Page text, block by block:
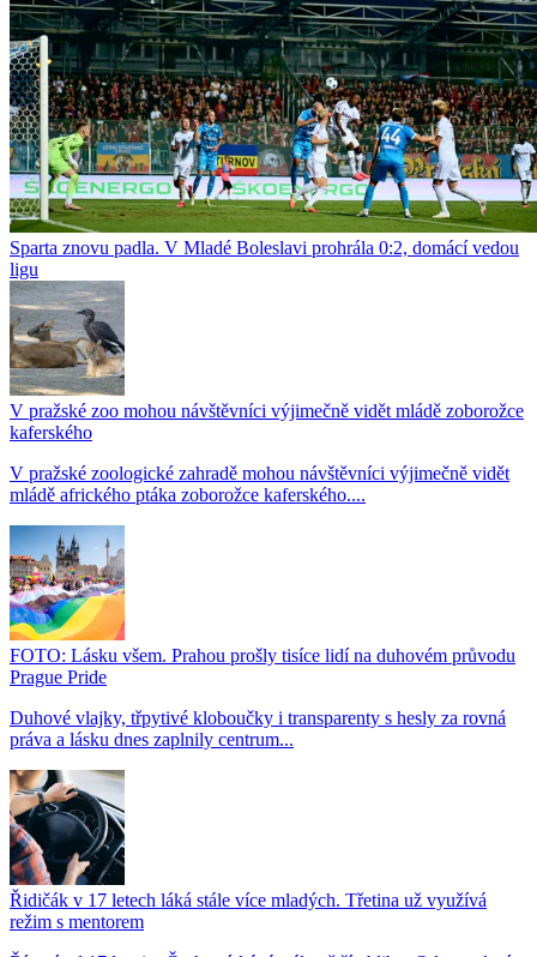
Sparta znovu padla. V Mladé Boleslavi prohrála 0:2, domácí vedou
ligu
V pražské zoo mohou návštěvníci výjimečně vidět mládě zoborožce
kaferského
V pražské zoologické zahradě mohou návštěvníci výjimečně vidět
mládě afrického ptáka zoborožce kaferského....
FOTO: Lásku všem. Prahou prošly tisíce lidí na duhovém průvodu
Prague Pride
Duhové vlajky, třpytivé kloboučky i transparenty s hesly za rovná
práva a lásku dnes zaplnily centrum...
Řidičák v 17 letech láká stále více mladých. Třetina už využívá
režim s mentorem